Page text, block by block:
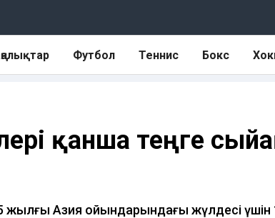
Футбол Теннис Бокс
қанша теңге
жылғы Азия ойындарындағы жүлдесі үшін